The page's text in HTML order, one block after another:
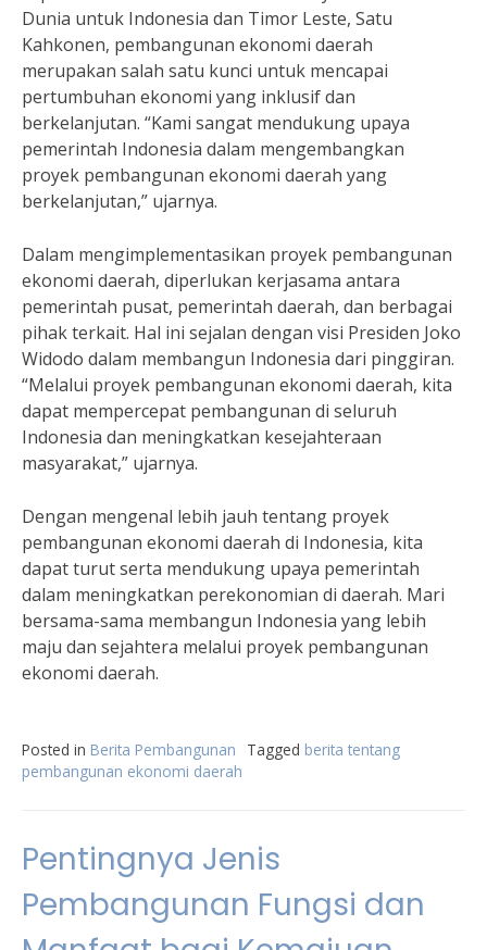
Dunia untuk Indonesia dan Timor Leste, Satu
Kahkonen, pembangunan ekonomi daerah
merupakan salah satu kunci untuk mencapai
pertumbuhan ekonomi yang inklusif dan
berkelanjutan. “Kami sangat mendukung upaya
pemerintah Indonesia dalam mengembangkan
proyek pembangunan ekonomi daerah yang
berkelanjutan,” ujarnya.
Dalam mengimplementasikan proyek pembangunan
ekonomi daerah, diperlukan kerjasama antara
pemerintah pusat, pemerintah daerah, dan berbagai
pihak terkait. Hal ini sejalan dengan visi Presiden Joko
Widodo dalam membangun Indonesia dari pinggiran.
“Melalui proyek pembangunan ekonomi daerah, kita
dapat mempercepat pembangunan di seluruh
Indonesia dan meningkatkan kesejahteraan
masyarakat,” ujarnya.
Dengan mengenal lebih jauh tentang proyek
pembangunan ekonomi daerah di Indonesia, kita
dapat turut serta mendukung upaya pemerintah
dalam meningkatkan perekonomian di daerah. Mari
bersama-sama membangun Indonesia yang lebih
maju dan sejahtera melalui proyek pembangunan
ekonomi daerah.
Posted in Berita Pembangunan Tagged berita tentang
pembangunan ekonomi daerah
Pentingnya Jenis
Pembangunan Fungsi dan